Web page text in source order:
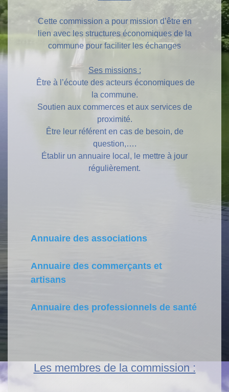
Cette commission a pour mission d’être en
lien avec les structures économiques de la
commune pour faciliter les échanges
Ses missions :
Être à l’écoute des acteurs économiques de
la commune.
Soutien aux commerces et aux services de
proximité.
Être leur référent en cas de besoin, de
question,….
Établir un annuaire local, le mettre à jour
régulièrement.
Annuaire des associations
Annuaire des commerçants et
artisans
Annuaire des professionnels de santé
Les membres de la commission :